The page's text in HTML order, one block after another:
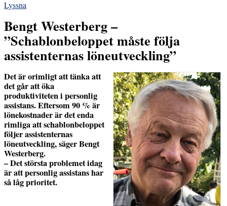
anordnare”
Lyssna
Bengt Westerberg –
”Schablonbeloppet måste följa
assistenternas löneutveckling”
Det är orimligt att tänka att
det går att öka
produktiviteten i personlig
assistans. Eftersom 90 % är
lönekostnader är det enda
rimliga att schablonbeloppet
följer assistenternas
löneutveckling, säger Bengt
Westerberg.
– Det största problemet idag
är att personlig assistans har
så låg prioritet.